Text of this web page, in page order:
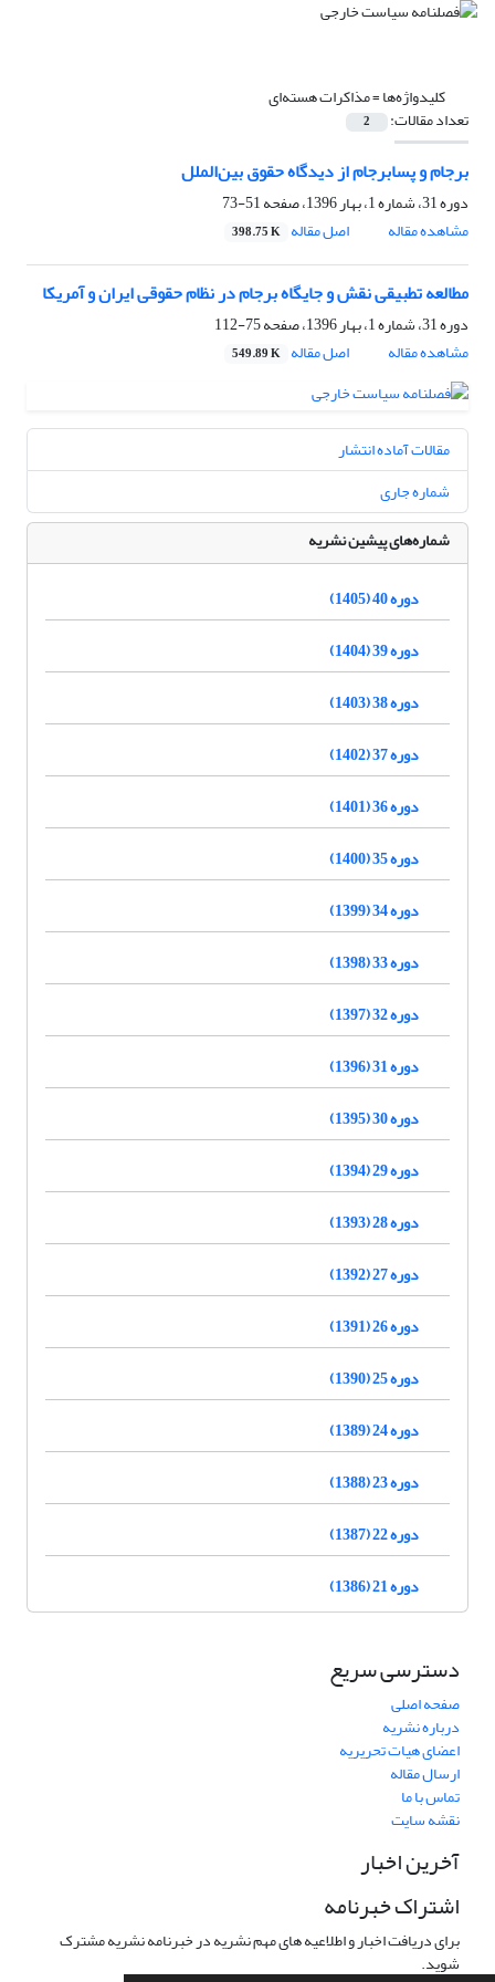
کلیدواژه‌ها =مذاکرات هسته‌ای
تعداد مقالات: 2
برجام و پسابرجام از دیدگاه حقوق بین‌الملل
دوره 31، شماره 1، بهار 1396، صفحه
51-73
مشاهده مقاله
اصل مقاله 398.75 K
مطالعه تطبیقی نقش و جایگاه برجام در نظام حقوقی ایران و آمریکا
دوره 31، شماره 1، بهار 1396، صفحه
75-112
مشاهده مقاله
اصل مقاله 549.89 K
مقالات آماده انتشار
شماره جاری
شماره‌های پیشین نشریه
دوره 40 (1405)
دوره 39 (1404)
دوره 38 (1403)
دوره 37 (1402)
دوره 36 (1401)
دوره 35 (1400)
دوره 34 (1399)
دوره 33 (1398)
دوره 32 (1397)
دوره 31 (1396)
دوره 30 (1395)
دوره 29 (1394)
دوره 28 (1393)
دوره 27 (1392)
دوره 26 (1391)
دوره 25 (1390)
دوره 24 (1389)
دوره 23 (1388)
دوره 22 (1387)
دوره 21 (1386)
دسترسی سریع
صفحه اصلی
درباره نشریه
اعضای هیات تحریریه
ارسال مقاله
تماس با ما
نقشه سایت
آخرین اخبار
اشتراک خبرنامه
برای دریافت اخبار و اطلاعیه های مهم نشریه در خبرنامه نشریه مشترک
شوید.